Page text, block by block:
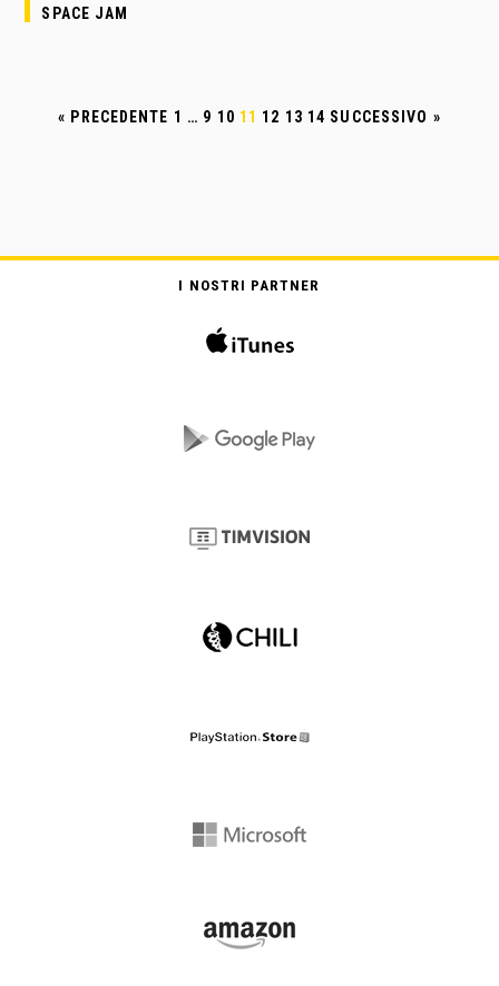
SPACE JAM
« PRECEDENTE 1 … 9 10 11 12 13 14 SUCCESSIVO »
I NOSTRI PARTNER